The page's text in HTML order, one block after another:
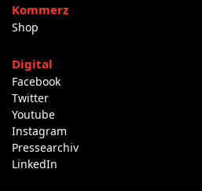
Kommerz
Shop
Digital
Facebook
Twitter
Youtube
Instagram
Pressearchiv
LinkedIn